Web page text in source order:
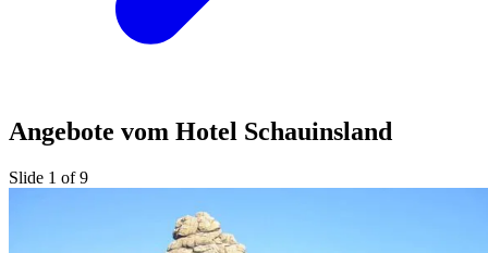
Angebote vom Hotel Schauinsland
Slide 1 of 9